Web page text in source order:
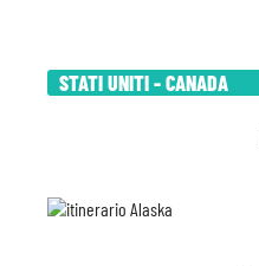
STATI UNITI - CANADA